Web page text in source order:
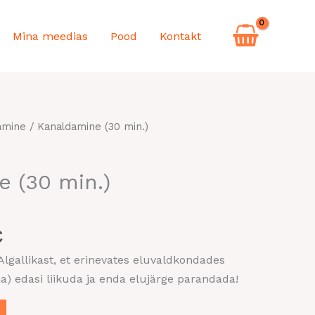
Mina meedias Pood Kontakt
/ Kanaldamine (30 min.)
(30 min.)
Praegune
50,00 €.
et erinevates eluvaldkondades
edasi liikuda ja enda elujärge parandada!